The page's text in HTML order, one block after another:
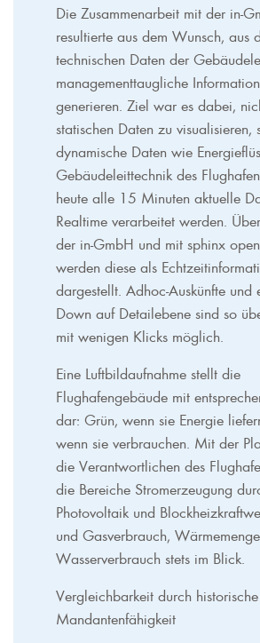
Die Zusammenarbeit mit der in-
resultierte aus dem Wunsch, aus
technischen Daten der
managementtaugliche
generieren. Ziel war es dabei,
statischen Daten zu visualisieren,
dynamische Daten wie
Gebäudeleittechnik des
heute alle 15 Minuten aktuelle
Realtime verarbeitet werden.
der in-GmbH und mit sphinx
werden diese als
dargestellt. Adhoc-Auskünfte und
Down auf Detailebene sind so
mit wenigen Klicks möglich.
Eine Luftbildaufnahme stellt die
Flughafengebäude mit
dar: Grün, wenn sie Energie
wenn sie verbrauchen. Mit der
die Verantwortlichen des
die Bereiche Stromerzeugung
Photovoltaik und
und Gasverbrauch,
Wasserverbrauch stets im Blick.
Vergleichbarkeit durch
Mandantenfähigkeit